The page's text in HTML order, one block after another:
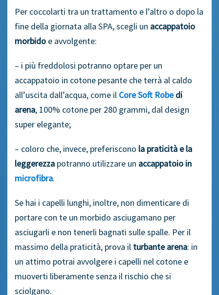
Per coccolarti tra un trattamento e l’altro o dopo la
fine della giornata alla SPA, scegli un accappatoio
morbido e avvolgente:
– i più freddolosi potranno optare per un
accappatoio in cotone pesante che terrà al caldo
all’uscita dall’acqua, come il Core Soft Robedi
arena, 100% cotone per 280 grammi, dal design
super elegante;
– coloro che, invece, preferiscono la praticità e la
leggerezza potranno utilizzare un accappatoio in
microfibra.
Se hai i capelli lunghi, inoltre, non dimenticare di
portare con te un morbido asciugamano per
asciugarli e non tenerli bagnati sulle spalle. Per il
massimo della praticità, prova il turbante arena: in
un attimo potrai avvolgere i capelli nel cotone e
muoverti liberamente senza il rischio che si
sciolgano.